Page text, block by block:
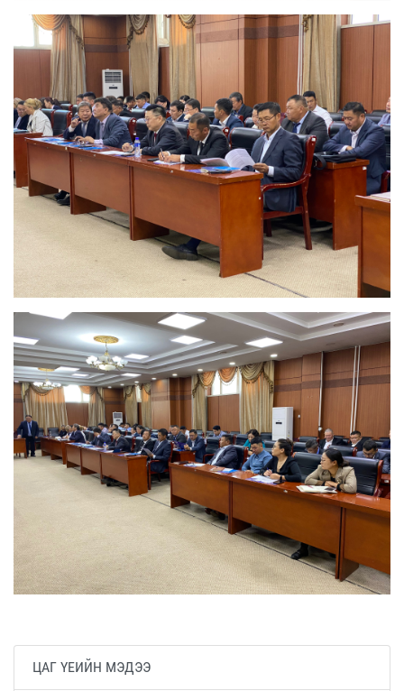
ЦАГ ҮЕИЙН МЭДЭЭ